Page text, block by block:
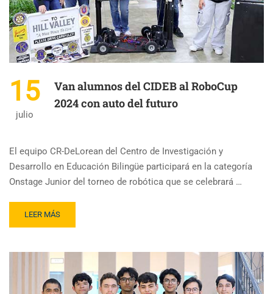
15
julio
Van alumnos del CIDEB al RoboCup
2024 con auto del futuro
El equipo CR-DeLorean del Centro de Investigación y
Desarrollo en Educación Bilingüe participará en la categoría
Onstage Junior del torneo de robótica que se celebrará …
LEER MÁS